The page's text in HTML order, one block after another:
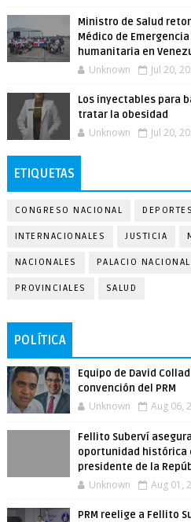
Ministro de Salud
Médico de
humanitaria en
Unknown Jul 20,
Los inyectables para
tratar la obesidad
Unknown Jul 20,
ETIQUETAS
CONGRESO NACIONAL DEPORTES
INTERNACIONALES JUSTICIA
NACIONALES PALACIO NACIONAL
PROVINCIALES SALUD
POLÍTICA
Equipo de David
convención del PRM
Unknown Aug 06,
Fellito Suberví
oportunidad histórica
presidente de la
Unknown Aug 01,
PRM reelige a Fellito